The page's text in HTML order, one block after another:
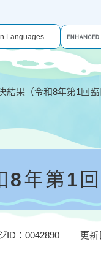
Languages
G
o
l
カ
検
索
結果（令和8年第1回臨
年第1回
ID：0042890 更新